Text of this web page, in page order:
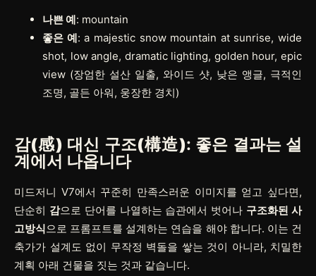
나쁜 예: mountain
좋은 예:a majestic snow mountain at sunrise, wide
shot, low angle, dramatic lighting, golden hour, epic
view (장엄한 설산 일출, 와이드 샷, 낮은 앵글, 극적인
조명, 골든 아워, 웅장한 경치)
감(感) 대신 구조(構造): 좋은 결과는 설
계에서 나옵니다
미드저니 V7에서 꾸준히 만족스러운 이미지를 얻고 싶다면,
단순히 감으로 단어를 나열하는 습관에서 벗어나 구조화된 사
고방식으로 프롬프트를 설계하는 연습을 해야 합니다. 이는 건
축가가 설계도 없이 무작정 벽돌을 쌓는 것이 아니라, 치밀한
계획 아래 건물을 짓는 것과 같습니다.